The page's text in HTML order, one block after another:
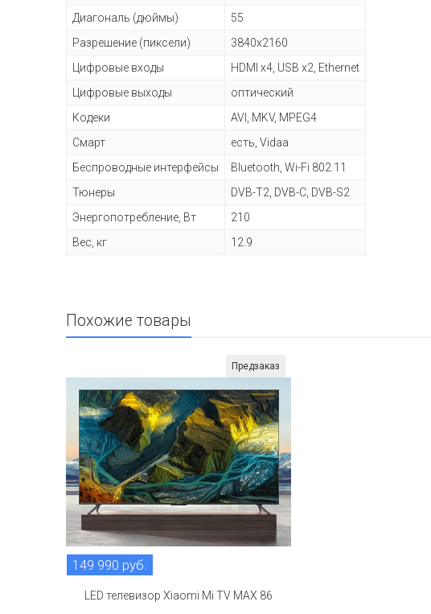
Диагональ (дюймы)
55
Разрешение (пиксели)
3840x2160
Цифровые входы
HDMI x4, USB x2, Ethernet
Цифровые выходы
оптический
Кодеки
AVI, MKV, MPEG4
Смарт
есть, Vidaa
Беспроводные интерфейсы
Bluetooth, Wi-Fi 802.11
Тюнеры
DVB-T2, DVB-C, DVB-S2
Энергопотребление, Вт
210
Вес, кг
12.9
Похожие товары
Предзаказ
149 990 руб.
LED телевизор Xiaomi Mi TV MAX 86